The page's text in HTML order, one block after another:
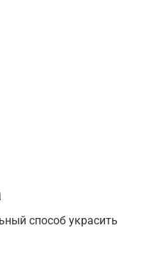
способ украсить